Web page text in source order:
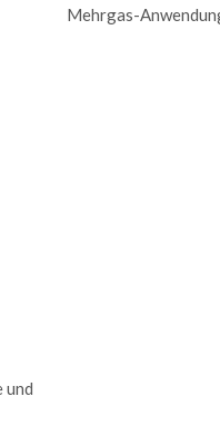
Mehrgas-
und